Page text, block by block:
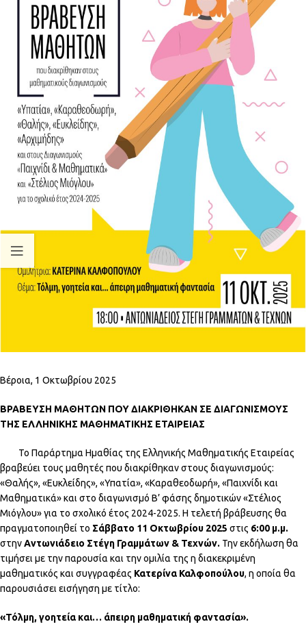
Βέροια, 1 Οκτωβρίου 2025
ΒΡΑΒΕΥΣΗ ΜΑΘΗΤΩΝ ΠΟΥ ΔΙΑΚΡΙΘΗΚΑΝ ΣΕ ΔΙΑΓΩΝΙΣΜΟΥΣ
ΤΗΣ ΕΛΛΗΝΙΚΗΣ ΜΑΘΗΜΑΤΙΚΗΣ ΕΤΑΙΡΕΙΑΣ
Το Παράρτημα Ημαθίας της Ελληνικής Μαθηματικής Εταιρείας
βραβεύει τους μαθητές που διακρίθηκαν στους διαγωνισμούς:
«Θαλής», «Ευκλείδης», «Υπατία», «Καραθεοδωρή», «Παιχνίδι και
Μαθηματικά» και στο διαγωνισμό Β’ φάσης δημοτικών «Στέλιος
Μιόγλου» για το σχολικό έτος 2024-2025. Η τελετή βράβευσης θα
πραγματοποιηθεί το Σάββατο 11 Οκτωβρίου 2025 στις 6:00 μ.μ.
στηνΑντωνιάδειο Στέγη Γραμμάτων & Τεχνών. Την εκδήλωση θα
τιμήσει με την παρουσία και την ομιλία της η διακεκριμένη
μαθηματικός και συγγραφέας Κατερίνα Καλφοπούλου, η οποία θα
παρουσιάσει εισήγηση με τίτλο:
«Τόλμη, γοητεία και… άπειρη μαθηματική φαντασία».